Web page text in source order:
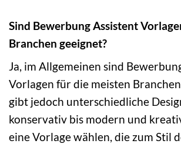
Sind Bewerbung Assistent
Branchen geeignet?
Ja, im Allgemeinen sind
Vorlagen für die meisten
gibt jedoch unterschiedliche
konservativ bis modern und
eine Vorlage wählen, die zum Stil